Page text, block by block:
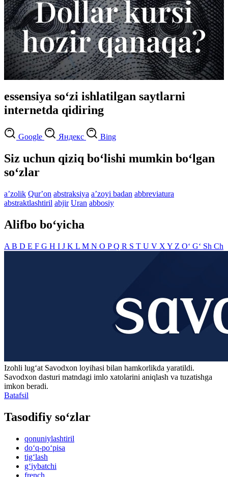
essensiya so‘zi ishlatilgan saytlarni
internetda qidiring
Google Яндекс Bing
Siz uchun qiziq bo‘lishi mumkin bo‘lgan
so‘zlar
aʼzolik Qurʼon abstraksiya aʼzoyi badan abbreviatura
abstraktlashtiril abjir Uran abbosiy
Alifbo bo‘yicha
A B D E F G H I J K L M N O PQ R S T U V X Y Z O‘ G‘ Sh Ch
Izohli lugʻat Savodxon loyihasi bilan hamkorlikda yaratildi.
Savodxon dasturi matndagi imlo xatolarini aniqlash va tuzatishga
imkon beradi.
Batafsil
Tasodifiy so‘zlar
qonuniylashtiril
do‘q-po‘pisa
tig‘lash
g‘iybatchi
french